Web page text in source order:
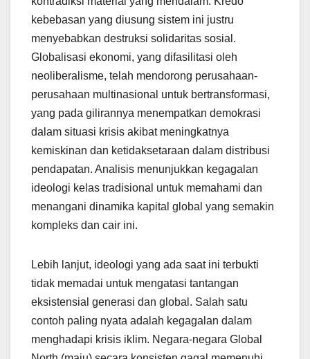
kebebasan yang diusung sistem ini justru
menyebabkan destruksi solidaritas sosial.
Globalisasi ekonomi, yang difasilitasi oleh
neoliberalisme, telah mendorong perusahaan-
perusahaan multinasional untuk bertransformasi,
yang pada gilirannya menempatkan demokrasi
dalam situasi krisis akibat meningkatnya
kemiskinan dan ketidaksetaraan dalam distribusi
pendapatan. Analisis menunjukkan kegagalan
ideologi kelas tradisional untuk memahami dan
menangani dinamika kapital global yang semakin
kompleks dan cair ini.
Lebih lanjut, ideologi yang ada saat ini terbukti
tidak memadai untuk mengatasi tantangan
eksistensial generasi dan global. Salah satu
contoh paling nyata adalah kegagalan dalam
menghadapi krisis iklim. Negara-negara Global